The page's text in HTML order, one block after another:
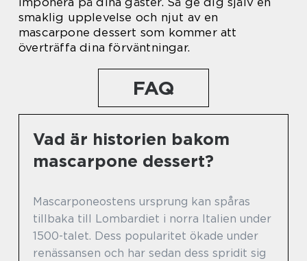
smaklig upplevelse och njut av en
mascarpone dessert som kommer att
överträffa dina förväntningar.
FAQ
Vad är historien bakom
mascarpone dessert?
Mascarponeostens ursprung kan spåras
tillbaka till Lombardiet i norra Italien under
1500-talet. Dess popularitet ökade under
renässansen och har sedan dess spridit sig